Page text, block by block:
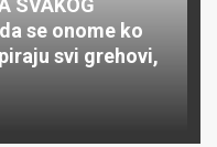
SVAKOG
se onome ko
svi grehovi,